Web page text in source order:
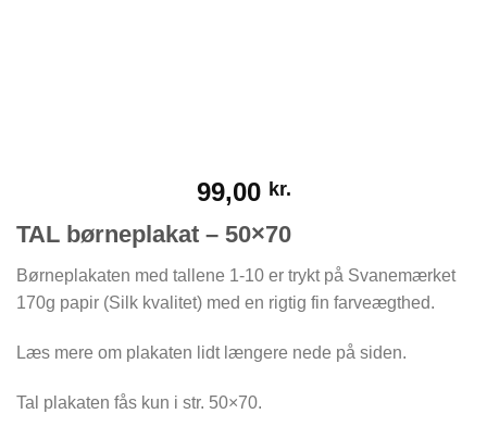
99,00 kr.
TAL børneplakat – 50×70
Børneplakaten med tallene 1-10 er trykt på Svanemærket
170g papir (Silk kvalitet) med en rigtig fin farveægthed.
Læs mere om plakaten lidt længere nede på siden.
Tal plakaten fås kun i str. 50×70.